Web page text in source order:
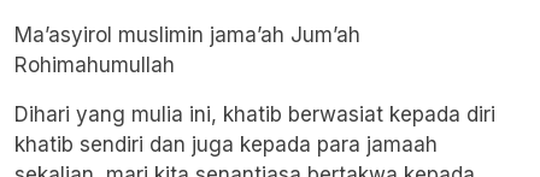
Ma’asyirol muslimin jama’ah Jum’ah
Rohimahumullah
Dihari yang mulia ini, khatib berwasiat kepada diri
khatib sendiri dan juga kepada para jamaah